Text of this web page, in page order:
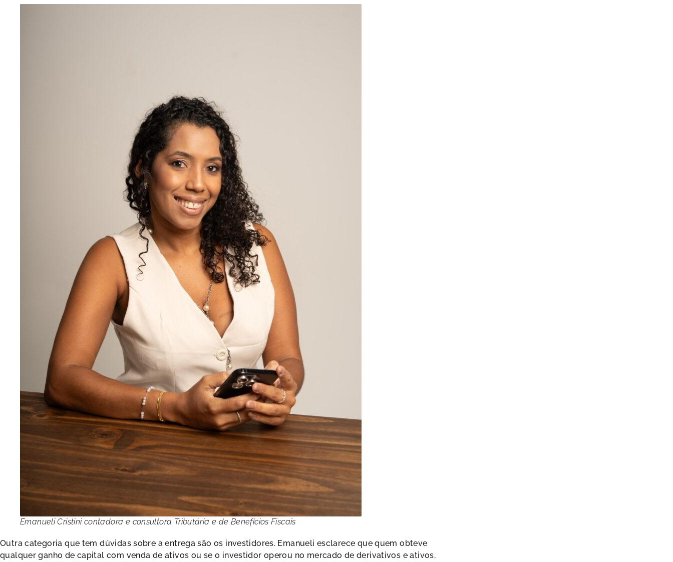
Emanueli Cristini contadora e consultora Tributária e de Benefícios Fiscais
Outra categoria que tem dúvidas sobre a entrega são os investidores. Emanueli esclarece que quem obteve
qualquer ganho de capital com venda de ativos ou se o investidor operou no mercado de derivativos e ativos,